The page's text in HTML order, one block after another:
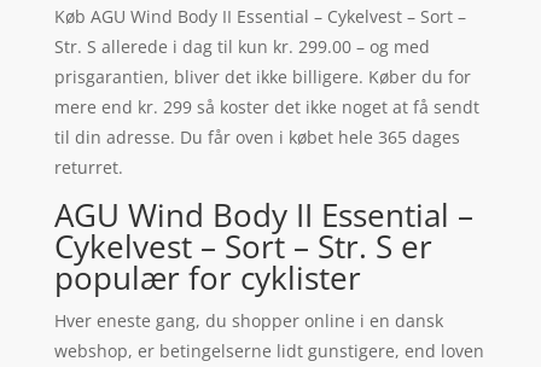
Køb AGU Wind Body II Essential – Cykelvest – Sort –
Str. S allerede i dag til kun kr. 299.00 – og med
prisgarantien, bliver det ikke billigere. Køber du for
mere end kr. 299 så koster det ikke noget at få sendt
til din adresse. Du får oven i købet hele 365 dages
returret.
AGU Wind Body II Essential –
Cykelvest – Sort – Str. S er
populær for cyklister
Hver eneste gang, du shopper online i en dansk
webshop, er betingelserne lidt gunstigere, end loven